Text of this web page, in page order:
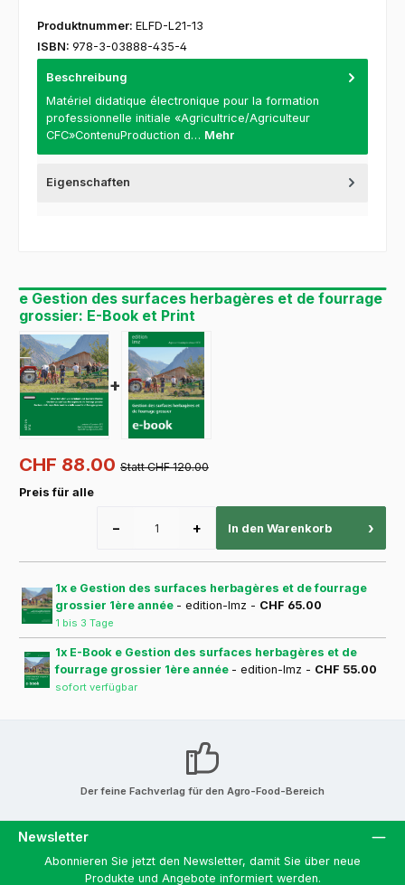
Produktnummer: ELFD-L21-13
ISBN: 978-3-03888-435-4
Beschreibung
Matériel didatique électronique pour la formation
professionnelle initiale «Agricultrice/Agriculteur
CFC»ContenuProduction d… Mehr
Eigenschaften
e Gestion des surfaces herbagères et de fourrage
grossier: E-Book et Print
+
CHF 88.00 Statt CHF 120.00
Preis für alle
− + In den Warenkorb ›
1x e Gestion des surfaces herbagères et de fourrage
grossier 1ère année - edition-lmz - CHF 65.00
1 bis 3 Tage
1x E-Book e Gestion des surfaces herbagères et de
fourrage grossier 1ère année - edition-lmz - CHF 55.00
sofort verfügbar
Der feine Fachverlag für den Agro-Food-Bereich
Newsletter
Abonnieren Sie jetzt den Newsletter, damit Sie über neue
Produkte und Angebote informiert werden.